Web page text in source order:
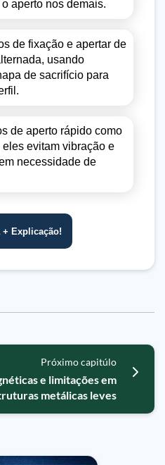
aperto nos demais.
de fixação e apertar de
usando
de sacrifício para
de aperto rápido como
evitam vibração e
necessidade de
+ Explicação!
Próximo capitúlo
e limitações em
metálicas leves